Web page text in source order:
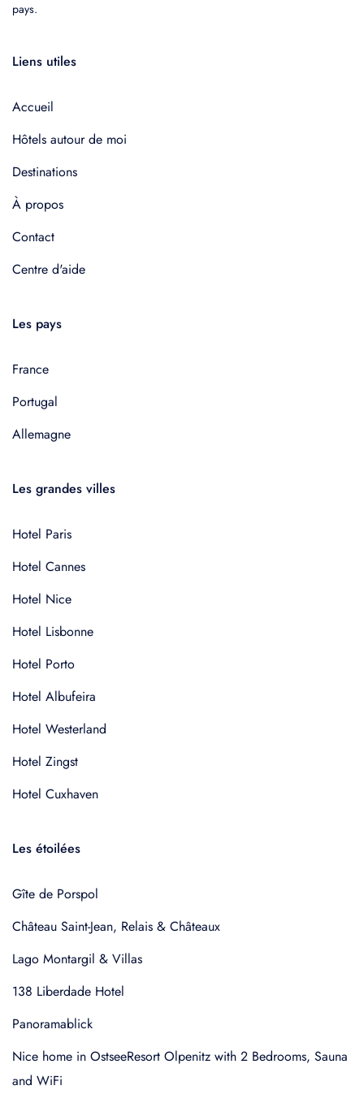
pays.
Liens utiles
Accueil
Hôtels autour de moi
Destinations
À propos
Contact
Centre d'aide
Les pays
France
Portugal
Allemagne
Les grandes villes
Hotel Paris
Hotel Cannes
Hotel Nice
Hotel Lisbonne
Hotel Porto
Hotel Albufeira
Hotel Westerland
Hotel Zingst
Hotel Cuxhaven
Les étoilées
Gîte de Porspol
Château Saint-Jean, Relais & Châteaux
Lago Montargil & Villas
138 Liberdade Hotel
Panoramablick
Nice home in OstseeResort Olpenitz with 2 Bedrooms, Sauna
and WiFi